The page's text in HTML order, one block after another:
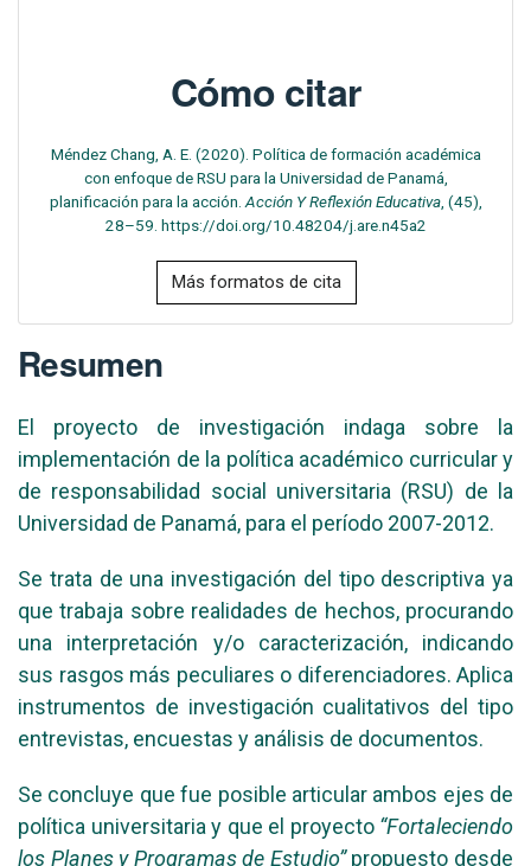
Cómo citar
Méndez Chang, A. E. (2020). Política de formación académica
con enfoque de RSU para la Universidad de Panamá,
planificación para la acción. Acción Y Reflexión Educativa, (45),
28–59. https://doi.org/10.48204/j.are.n45a2
Más formatos de cita
Resumen
El proyecto de investigación indaga sobre la
implementación de la política académico curricular y
de responsabilidad social universitaria (RSU) de la
Universidad de Panamá, para el período 2007-2012.
Se trata de una investigación del tipo descriptiva ya
que trabaja sobre realidades de hechos, procurando
una interpretación y/o caracterización, indicando
sus rasgos más peculiares o diferenciadores. Aplica
instrumentos de investigación cualitativos del tipo
entrevistas, encuestas y análisis de documentos.
Se concluye que fue posible articular ambos ejes de
política universitaria y que el proyecto “Fortaleciendo
los Planes y Programas de Estudio”propuesto desde